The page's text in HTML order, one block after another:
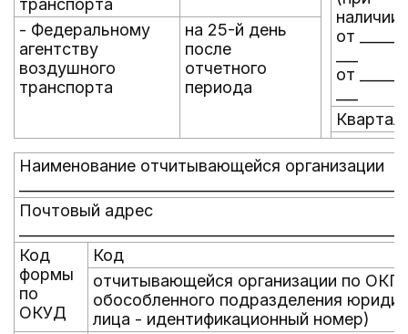
наличии)
от
от
транспорта
- Федеральному
агентству
воздушного
транспорта
на 25-й день
после
отчетного
периода
Наименование отчитывающейся организации
Почтовый адрес
Код
формы
по
ОКУД
Код
отчитывающейся организации по
обособленного подразделения
лица - идентификационный номер)